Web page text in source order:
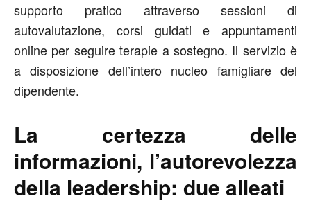
supporto pratico attraverso sessioni di
autovalutazione, corsi guidati e appuntamenti
online per seguire terapie a sostegno. Il servizio è
a disposizione dell’intero nucleo famigliare del
dipendente.
La certezza delle
informazioni, l’autorevolezza
della leadership: due alleati